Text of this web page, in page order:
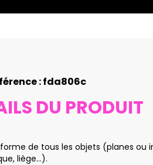
: fda806c
DU PRODUIT
forme de tous les objets (planes
liège…).